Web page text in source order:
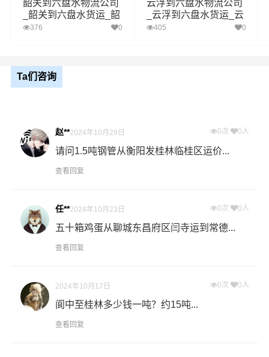
时效
与高德地图，预计到达时间为车辆在途时间(导
航时效)，不代表最终时间，详细到达时效请咨
备注
如何计算珠海至六盘水物流费用总报价？
物流费用总报价=珠海提货费用+专线运输费用+六盘水送货
怎么计算专线运输费用？
专线运输费用的计算方式为：单价货物乘以重量或者体
积。先确定货物性质，货物性质可分为重货、重泡货、泡
什么是提货费用（也称接货费、取货费、上门提货费）？
物流公司安排车辆上门把货物运送到专线运输商进行配载
过程中产生的费用称为提货费。提货过程是发货时很重要
韶关到六盘水物流公司
_韶关到六盘水货运_韶
关至六盘水物流专线
376 0
云浮到六盘水物流公司
_云浮到六盘水货运_云
浮至六盘水物流专线
405 0
Ta们咨询
赵**2024年10月29日 0次 0人
请问1.5吨钢管从衡阳发桂林临桂区运价...
查看回复
任**2024年10月23日 0次 0人
五十箱鸡蛋从聊城东昌府区闫寺运到常德...
查看回复
2024年10月17日 0次 0人
阆中至桂林多少钱一吨？约15吨...
查看回复